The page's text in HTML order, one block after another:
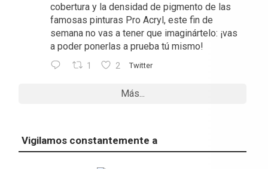
cobertura y la densidad de pigmento de las
famosas pinturas Pro Acryl, este fin de
semana no vas a tener que imaginártelo: ¡vas
a poder ponerlas a prueba tú mismo!
1 2 Twitter
Más...
Vigilamos constantemente a